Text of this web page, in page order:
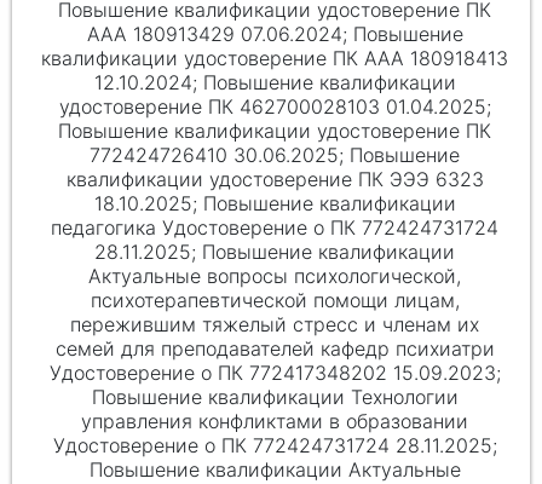
Повышение квалификации удостоверение ПК
ААА 180913429 07.06.2024; Повышение
квалификации удостоверение ПК ААА 180918413
12.10.2024; Повышение квалификации
удостоверение ПК 462700028103 01.04.2025;
Повышение квалификации удостоверение ПК
772424726410 30.06.2025; Повышение
квалификации удостоверение ПК ЭЭЭ 6323
18.10.2025; Повышение квалификации
педагогика Удостоверение о ПК 772424731724
28.11.2025; Повышение квалификации
Актуальные вопросы психологической,
психотерапевтической помощи лицам,
пережившим тяжелый стресс и членам их
семей для преподавателей кафедр психиатри
Удостоверение о ПК 772417348202 15.09.2023;
Повышение квалификации Технологии
управления конфликтами в образовании
Удостоверение о ПК 772424731724 28.11.2025;
Повышение квалификации Актуальные